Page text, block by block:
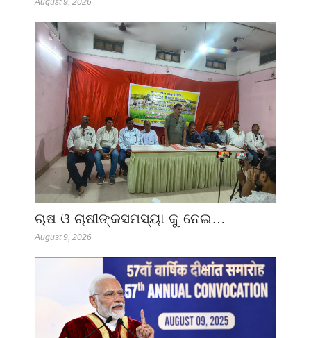
August 9, 2026
ଚାଷ ଓ ଚାଷୀଙ୍କସମସ୍ୟା କୁ ନେଇ…
August 9, 2026